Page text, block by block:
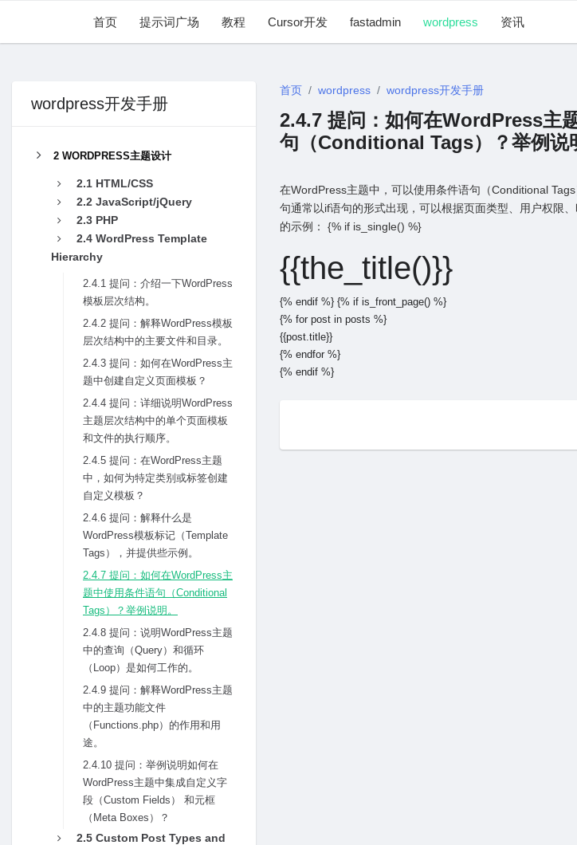
首页 提示词广场 教程 Cursor开发 fastadmin wordpress 资讯
wordpress开发手册
2 WORDPRESS主题设计
2.1 HTML/CSS
2.2 JavaScript/jQuery
2.3 PHP
2.4 WordPress Template
Hierarchy
2.4.1 提问：介绍⼀下WordPress
模板层次结构。
2.4.2 提问：解释WordPress模板
层次结构中的主要⽂件和⽬录。
2.4.3 提问：如何在WordPress主
题中创建⾃定义页⾯模板？
2.4.4 提问：详细说明WordPress
主题层次结构中的单个页⾯模板
和⽂件的执⾏顺序。
2.4.5 提问：在WordPress主题
中，如何为特定类别或标签创建
⾃定义模板？
2.4.6 提问：解释什么是
WordPress模板标记（Template
Tags），并提供些⽰例。
2.4.7 提问：如何在WordPress主
题中使⽤条件语句（Conditional
Tags）？举例说明。
2.4.8 提问：说明WordPress主题
中的查询（Query）和循环
（Loop）是如何⼯作的。
2.4.9 提问：解释WordPress主题
中的主题功能⽂件
（Functions.php）的作⽤和⽤
途。
2.4.10 提问：举例说明如何在
WordPress主题中集成⾃定义字
段（Custom Fields） 和元框
（Meta Boxes）？
2.5 Custom Post Types and
首页 wordpress wordpress开发手册
2.4.7 提问：如何在WordPress主
句（Conditional Tags）？举例说
在WordPress主题中，可以使⽤条件语句（Conditional
句通常以if语句的形式出现，可以根据页⾯类型、⽤户权限
的⽰例：
{% if is_single() %}
{{the_title()}}
{% endif %} {% if is_front_page() %}
{% for post in posts %}
{{post.title}}
{% endfor %}
{% endif %}